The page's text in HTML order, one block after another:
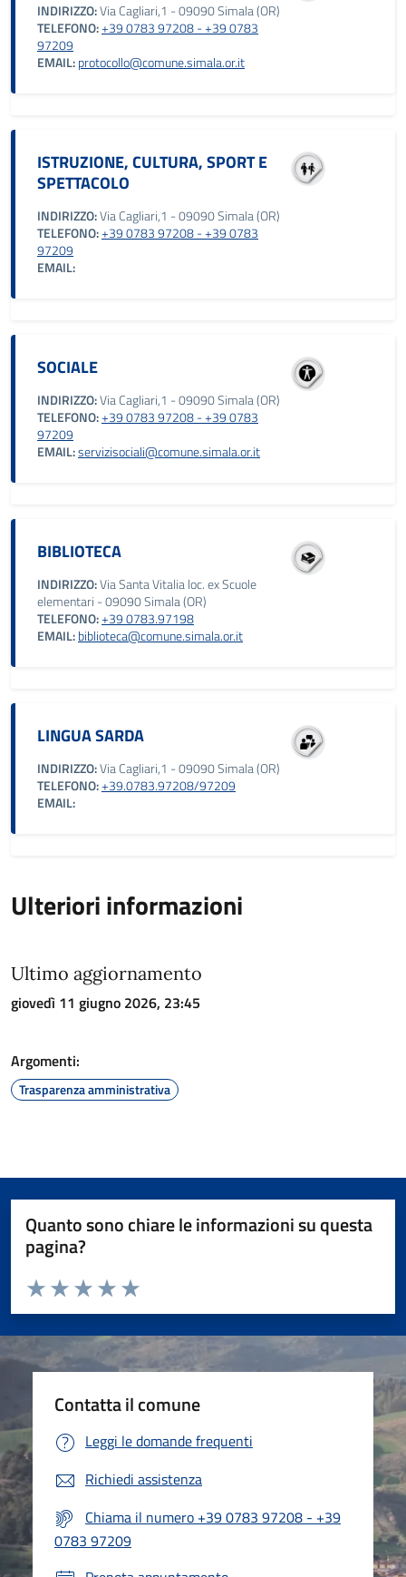
INDIRIZZO:Via Cagliari,1 - 09090 Simala (OR)
TELEFONO:+39 0783 97208 - +39 0783
97209
EMAIL:protocollo@comune.simala.or.it
ISTRUZIONE, CULTURA, SPORT E
SPETTACOLO
INDIRIZZO:Via Cagliari,1 - 09090 Simala (OR)
TELEFONO:+39 0783 97208 - +39 0783
97209
EMAIL:
SOCIALE
INDIRIZZO:Via Cagliari,1 - 09090 Simala (OR)
TELEFONO:+39 0783 97208 - +39 0783
97209
EMAIL:servizisociali@comune.simala.or.it
BIBLIOTECA
INDIRIZZO:Via Santa Vitalia loc. ex Scuole
elementari - 09090 Simala (OR)
TELEFONO:+39 0783.97198
EMAIL:biblioteca@comune.simala.or.it
LINGUA SARDA
INDIRIZZO:Via Cagliari,1 - 09090 Simala (OR)
TELEFONO:+39.0783.97208/97209
EMAIL:
Ulteriori informazioni
Ultimo aggiornamento
giovedì 11 giugno 2026, 23:45
Argomenti:
Trasparenza amministrativa
Quanto sono chiare le informazioni su questa
pagina?
Valuta da 1 a 5 stelle la pagina
Valuta 5 stelle su 5
Valuta 4 stelle su 5
Valuta 3 stelle su 5
Valuta 2 stelle su 5
Valuta 1 stelle su 5
Contatta il comune
Leggi le domande frequenti
Richiedi assistenza
Chiama il numero +39 0783 97208 - +39
0783 97209